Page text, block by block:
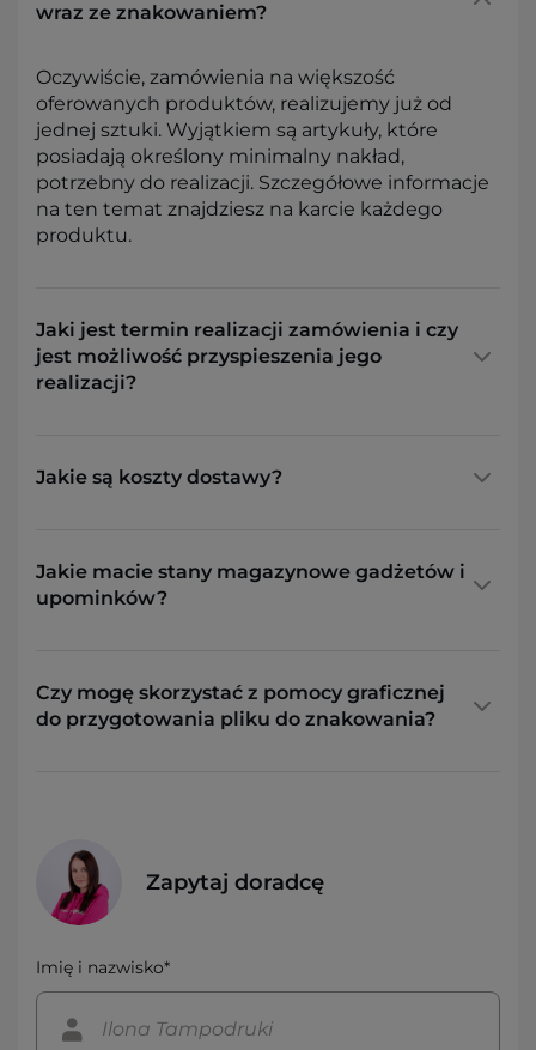
wraz ze znakowaniem?
Oczywiście, zamówienia na większość
oferowanych produktów, realizujemy już od
jednej sztuki. Wyjątkiem są artykuły, które
posiadają określony minimalny nakład,
potrzebny do realizacji. Szczegółowe informacje
na ten temat znajdziesz na karcie każdego
produktu.
Jaki jest termin realizacji zamówienia i czy
jest możliwość przyspieszenia jego
realizacji?
Jakie są koszty dostawy?
Jakie macie stany magazynowe gadżetów i
upominków?
Czy mogę skorzystać z pomocy graficznej
do przygotowania pliku do znakowania?
Zapytaj doradcę
Imię i nazwisko*